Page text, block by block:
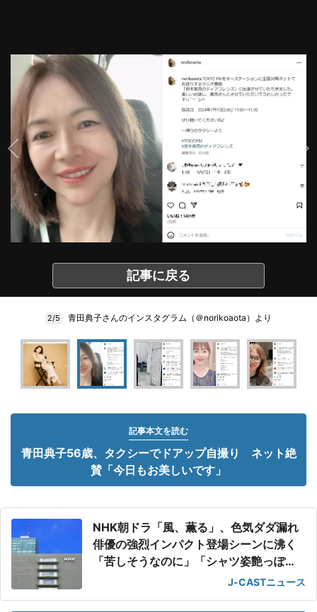
記事に戻る
2/5 青田典子さんのインスタグラム（＠norikoaota）より
記事本文を読む
青田典子56歳、タクシーでドアップ自撮り ネット絶
賛「今日もお美しいです」
NHK朝ドラ「風、薫る」、色気ダダ漏れ
俳優の強烈インパクト登場シーンに沸く
「苦しそうなのに」「シャツ姿艶っぽ
J-CASTニュース